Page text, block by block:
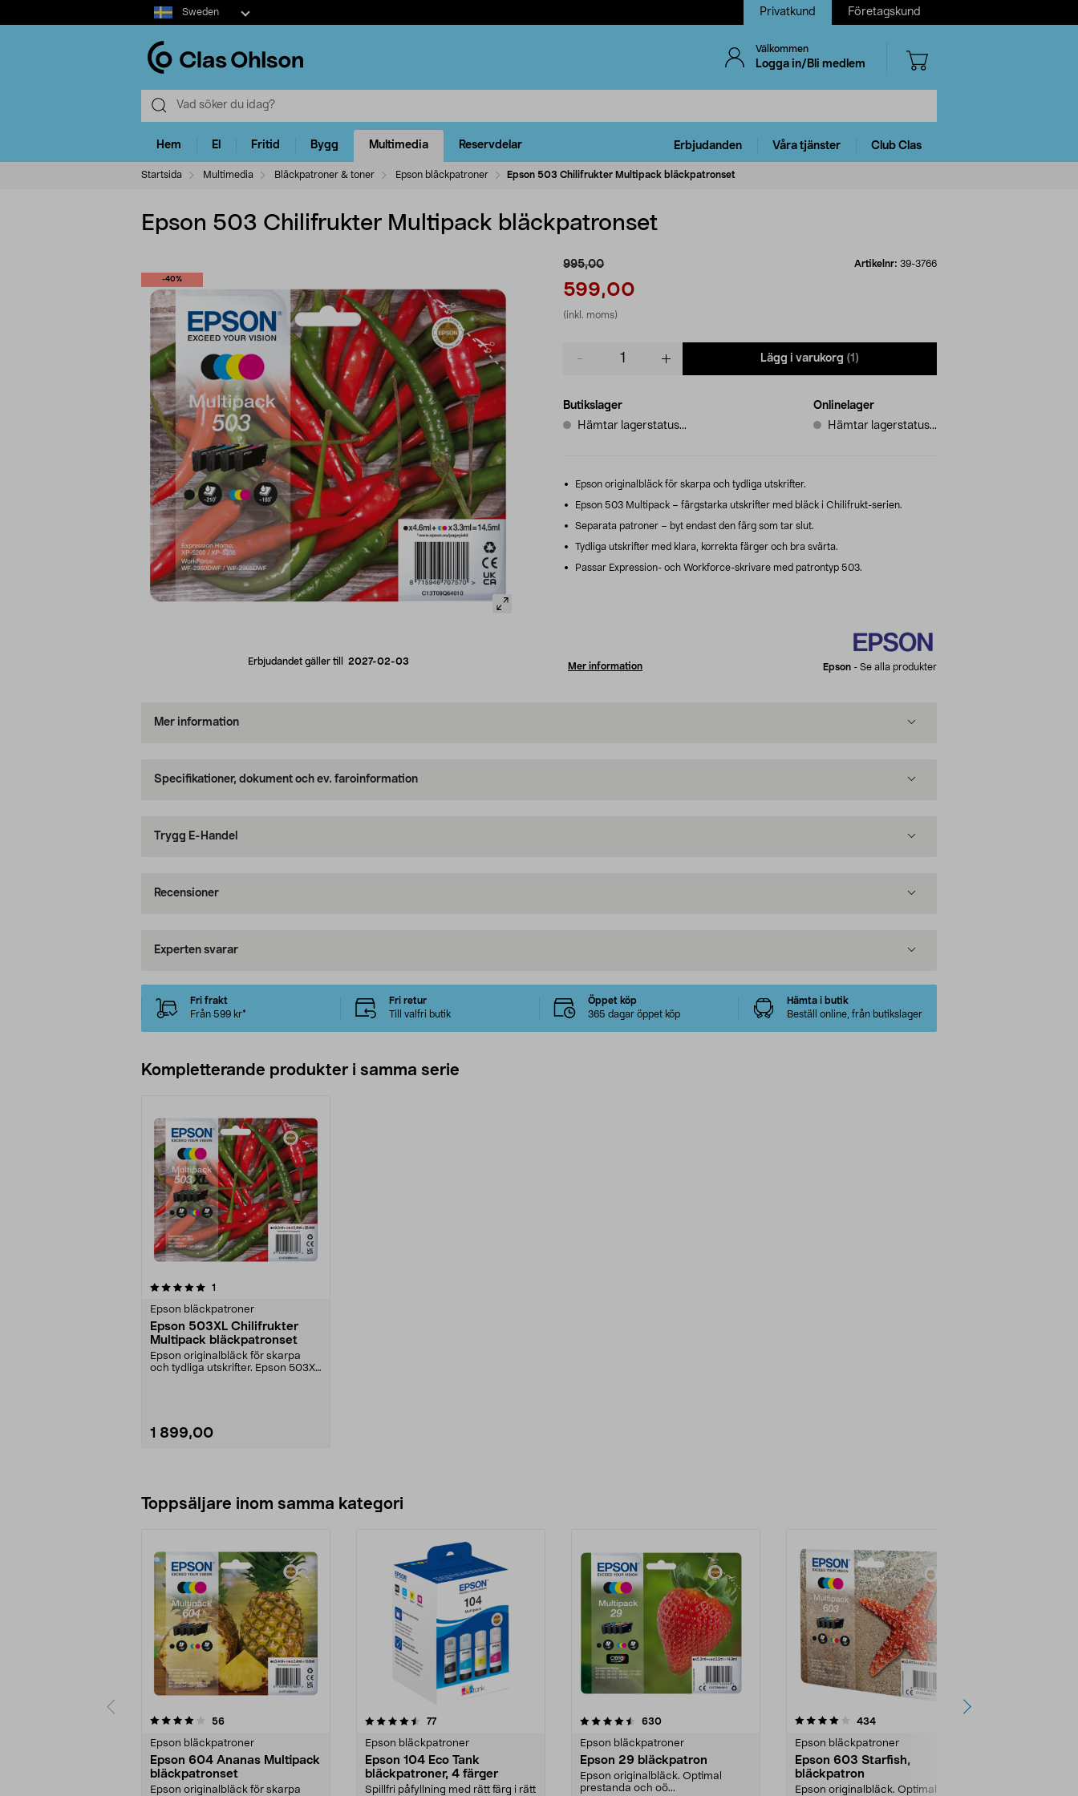
Select
market
Sweden Privatkund Företagskund
Välkommen
Logga in/Bli medlem
Hem El Fritid Bygg Multimedia Reservdelar Erbjudanden Våra tjänster Club Clas
Startsida Multimedia Bläckpatroner & toner Epson bläckpatroner Epson 503 Chilifrukter Multipack bläckpatronset
Epson 503 Chilifrukter Multipack bläckpatronset
-40%
Erbjudandet gäller till 2027-02-03
995,00
599,00
(inkl. moms)
Artikelnr: 39-3766
Lägg i varukorg (1)
Butikslager
Hämtar lagerstatus...
Onlinelager
Hämtar lagerstatus...
Epson originalbläck för skarpa och tydliga utskrifter.
Epson 503 Multipack – färgstarka utskrifter med bläck i Chilifrukt-serien.
Separata patroner – byt endast den färg som tar slut.
Tydliga utskrifter med klara, korrekta färger och bra svärta.
Passar Expression- och Workforce-skrivare med patrontyp 503.
Mer information Epson - Se alla produkter
Mer information
Specifikationer, dokument och ev. faroinformation
Trygg E-Handel
Recensioner
Experten svarar
Fri frakt
Från 599 kr*
Fri retur
Till valfri butik
Öppet köp
365 dagar öppet köp
Hämta i butik
Beställ online, från butikslager
Kompletterande produkter i samma serie
1
Epson bläckpatroner
Epson 503XL Chilifrukter
Multipack bläckpatronset
Epson originalbläck för skarpa
och tydliga utskrifter. Epson 503XL
1 899,00
Toppsäljare inom samma kategori
56recensioner
Epson bläckpatroner
Epson 604 Ananas Multipack
bläckpatronset
Epson originalbläck för skarpa
4.5 av 5 stjärnor 77recensioner
Epson bläckpatroner
Epson 104 Eco Tank
bläckpatroner, 4 färger
Spillfri påfyllning med rätt färg i rätt
4.5 av 5 stjärnor 630recensioner
Epson bläckpatroner
Epson 29 bläckpatron
Epson originalbläck. Optimal
prestanda och oö...
4.0 av 5 stjärnor 434recensioner
Epson bläckpatroner
Epson 603 Starfish,
bläckpatron
Epson originalbläck. Optimal
4.5 av 5 stjärnor